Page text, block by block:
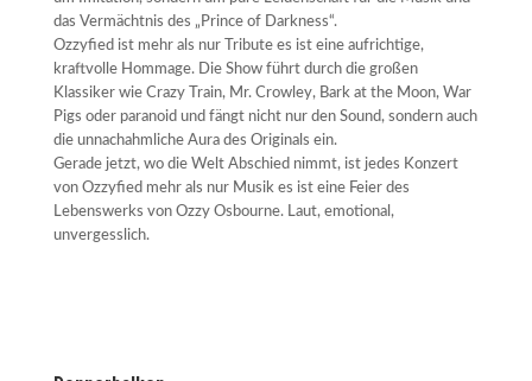
das Vermächtnis des „Prince of Darkness“.
Ozzyfied ist mehr als nur Tribute es ist eine aufrichtige,
kraftvolle Hommage. Die Show führt durch die großen
Klassiker wie Crazy Train, Mr. Crowley, Bark at the Moon, War
Pigs oder paranoid und fängt nicht nur den Sound, sondern auch
die unnachahmliche Aura des Originals ein.
Gerade jetzt, wo die Welt Abschied nimmt, ist jedes Konzert
von Ozzyfied mehr als nur Musik es ist eine Feier des
Lebenswerks von Ozzy Osbourne. Laut, emotional,
unvergesslich.